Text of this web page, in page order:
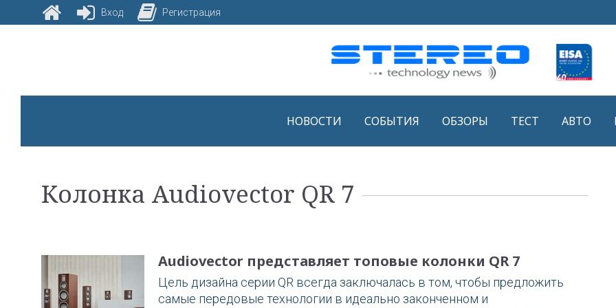
НОВОСТИ СОБЫТИЯ ОБЗОРЫ ТЕСТ АВТО
Метка:
Audiovector
Колонка Audiovector QR 7
Audiovector представляет топовые колонки QR 7
Цель дизайна серии QR всегда заключалась в том, чтобы предложить
самые передовые технологии в идеально законченном и
Вход Регистрация